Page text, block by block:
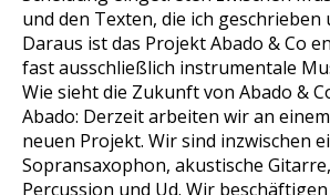
und den Texten, die ich
Daraus ist das Projekt Abado & Co
fast ausschließlich instrumentale
Wie sieht die Zukunft von Abado &
Abado: Derzeit arbeiten wir an
neuen Projekt. Wir sind inzwischen
Sopransaxophon, akustische
Percussion und Ud. Wir